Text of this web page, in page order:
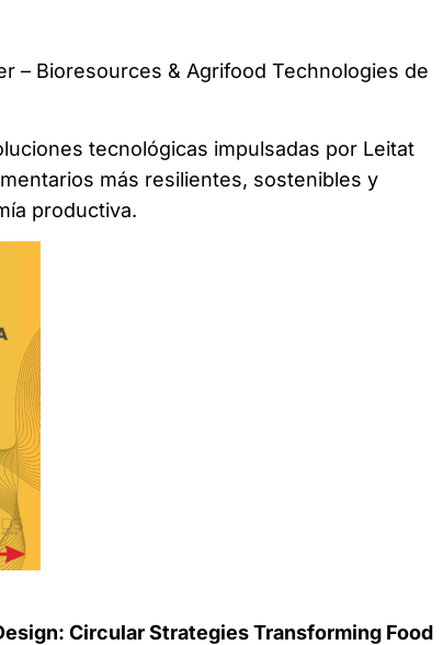
– Bioresources & Agrifood Technologies de
tecnológicas impulsadas por Leitat
más resilientes, sostenibles y
productiva.
Circular Strategies Transforming Food